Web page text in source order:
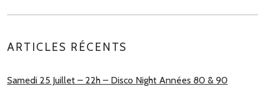
ARTICLES RÉCENTS
Samedi 25 Juillet – 22h – Disco Night Années 80 & 90